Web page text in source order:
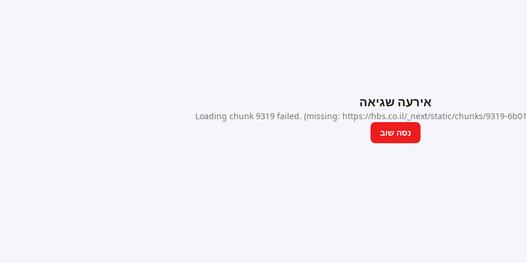
אירעה שגיאה
Loading chunk 9319 failed. (missing: https://hbs.co.il/_next/static/chunks/9319-
נסה שוב